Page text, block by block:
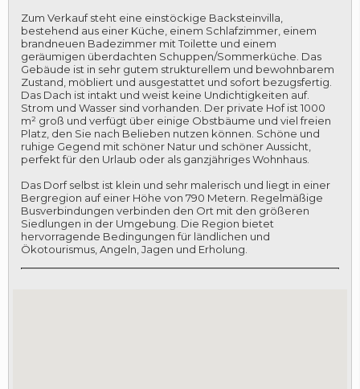
Zum Verkauf steht eine einstöckige Backsteinvilla,
bestehend aus einer Küche, einem Schlafzimmer, einem
brandneuen Badezimmer mit Toilette und einem
geräumigen überdachten Schuppen/Sommerküche. Das
Gebäude ist in sehr gutem strukturellem und bewohnbarem
Zustand, möbliert und ausgestattet und sofort bezugsfertig.
Das Dach ist intakt und weist keine Undichtigkeiten auf.
Strom und Wasser sind vorhanden. Der private Hof ist 1000
m² groß und verfügt über einige Obstbäume und viel freien
Platz, den Sie nach Belieben nutzen können. Schöne und
ruhige Gegend mit schöner Natur und schöner Aussicht,
perfekt für den Urlaub oder als ganzjähriges Wohnhaus.
Das Dorf selbst ist klein und sehr malerisch und liegt in einer
Bergregion auf einer Höhe von 790 Metern. Regelmäßige
Busverbindungen verbinden den Ort mit den größeren
Siedlungen in der Umgebung. Die Region bietet
hervorragende Bedingungen für ländlichen und
Ökotourismus, Angeln, Jagen und Erholung.